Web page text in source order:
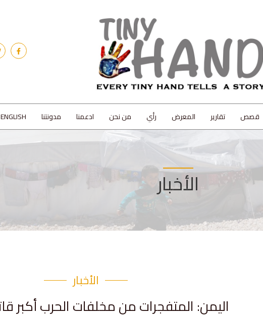
قصص تقارير المعرض رأي من نحن ادعمنا مدونتنا ENGLISH
الأخبار
الأخبار
اليمن: المتفجرات من مخلفات الحرب أكبر